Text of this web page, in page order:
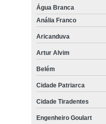
Água Branca
Anália Franco
Aricanduva
Artur Alvim
Belém
Cidade Patriarca
Cidade Tiradentes
Engenheiro Goulart